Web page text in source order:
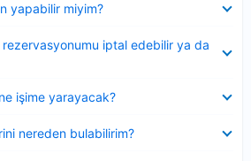
yapabilir miyim?
iptal edebilir ya da
işime yarayacak?
nereden bulabilirim?